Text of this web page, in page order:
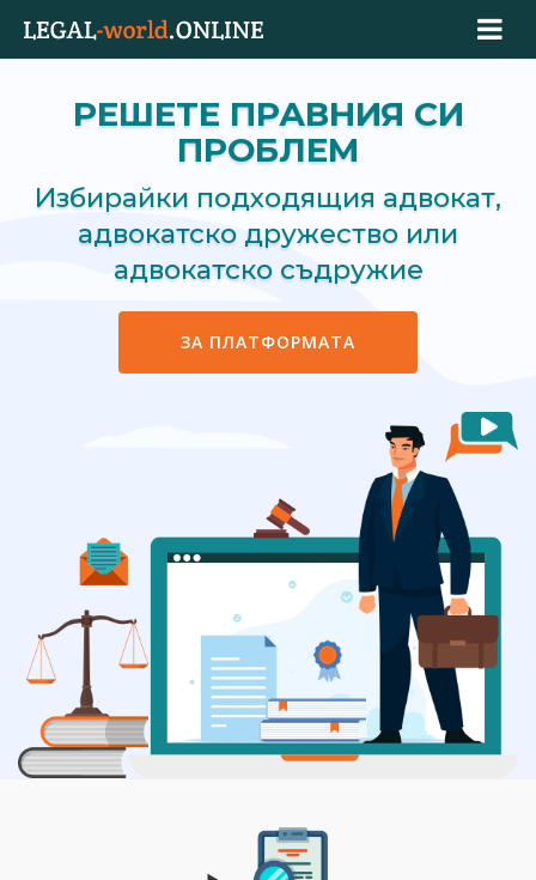
РЕШЕТЕ ПРАВНИЯ СИ
ПРОБЛЕМ
Избирайки подходящия адвокат,
адвокатско дружество или
адвокатско съдружие
ЗА ПЛАТФОРМАТА